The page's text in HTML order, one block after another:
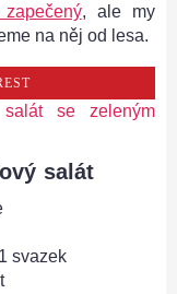
, ale my
na něj od lesa.
salát
svazek